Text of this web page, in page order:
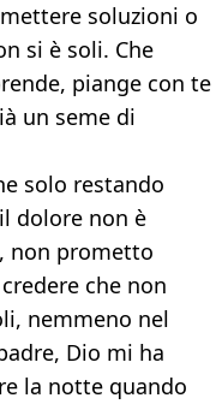
soluzioni o
si è soli. Che
piange con te
un seme di
solo restando
dolore non è
non prometto
che non
nemmeno nel
Dio mi ha
la notte quando